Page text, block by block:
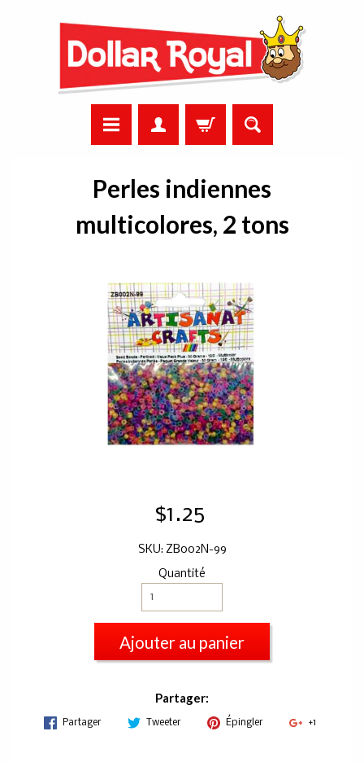
Perles indiennes
multicolores, 2 tons
$1.25
SKU: ZB002N-99
Quantité
Ajouter au panier
Partager:
Partager Tweeter Épingler +1